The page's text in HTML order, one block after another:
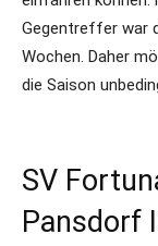
Gegentreffer war
Wochen. Daher
die Saison
SV
Pansdorf